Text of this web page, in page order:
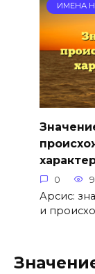
ИМЕНА
0
Арсис:
и